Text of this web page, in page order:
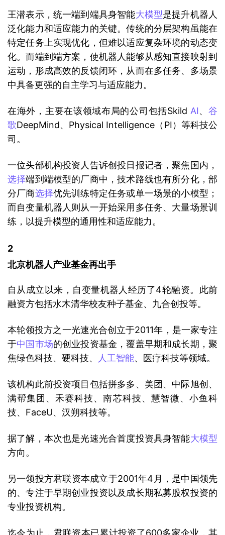
王潜表示，统一端到端具身智能大模型是提升机器人
泛化能力和适应能力的关键。传统的分层架构虽能在
特定任务上实现优化，但难以适应复杂环境的动态变
化。而端到端方案，使机器人能够从感知直接映射到
运动，形成高效的反馈闭环，从而在多任务、多场景
中具备更强的自主学习与适应能力。
在海外，主要在该领域布局的公司包括Skild AI、谷
歌DeepMind、Physical Intelligence（PI）等科技公
司。
一位头部机构投资人告诉创投日报记者，聚焦国内，
选择端到端模型的厂商中，技术路线也有所分化，部
分厂商选择优先训练特定任务或单一场景的小模型；
而自变量机器人则从一开始采用多任务、大量场景训
练，以提升模型的通用性和适应能力。
2
北京机器人产业基金再出手
自从成立以来，自变量机器人经历了4轮融资。此前
融资方包括水木清华校友种子基金、九合创投等。
本轮领投方之一光速光合创立于2011年，是一家专注
于中国市场的创业投资基金，覆盖早期和成长期，聚
焦绿色科技、硬科技、
人工智能、医疗科技等领域。
该机构此前投资项目包括拼多多、美团、中际旭创、
满帮集团、禾赛科技、南芯科技、慧智微、小鱼科
技、FaceU、汉朔科技等。
据了解，本次也是光速光合首度投资具身智能大模型
方向。
另一领投方君联资本成立于2001年4月，是中国领先
的、专注于早期创业投资以及成长期私募股权投资的
专业投资机构。
迄今为止，君联资本已累计投资了600多家企业，其